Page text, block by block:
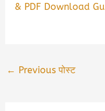
& PDF Download
← Previous पोस्ट